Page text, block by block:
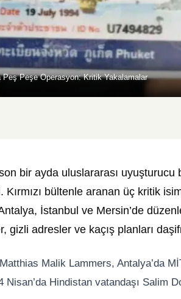
Peş Peşe Operasyon: Kritik Yakalamalar
bir ayda uluslararası uyuşturucu
bültenle aranan üç kritik
İstanbul ve Mersin’de
gizli adresler ve kaçış planları
Malik Lammers, Antalya’da
Nisan’da Hindistan vatandaşı Salim